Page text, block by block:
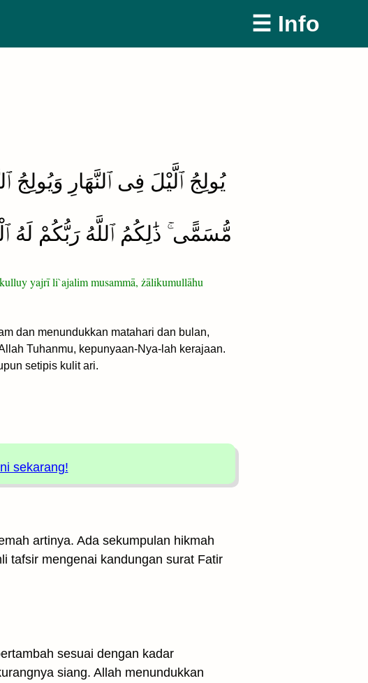
☰ Info
يُولِجُ ٱلَّيْلَ فِى ٱلنَّهَارِ
مُّسَمًّى ۚ ذَٰلِكُمُ ٱللَّهُ رَبُّكُمْ لَهُ
yajrī li`ajalim musammā, żālikumullāhu
dan menundukkan matahari dan bulan,
Tuhanmu, kepunyaan-Nya-lah kerajaan.
setipis kulit ari.
sekarang!
artinya. Ada sekumpulan hikmah
tafsir mengenai kandungan surat Fatir
sesuai dengan kadar
siang. Allah menundukkan